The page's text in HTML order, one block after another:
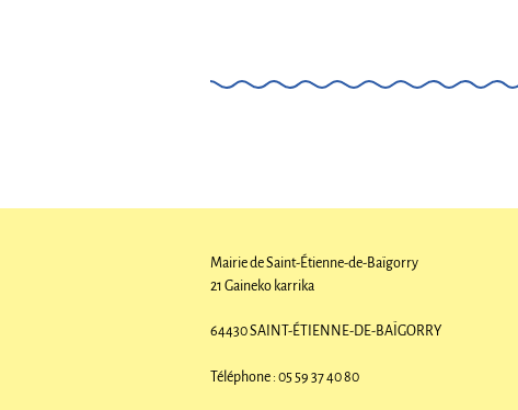
Mairie de Saint-Étienne-de-Baïgorry
21 Gaineko karrika
64430 SAINT-ÉTIENNE-DE-BAÏGORRY
Téléphone : 05 59 37 40 80